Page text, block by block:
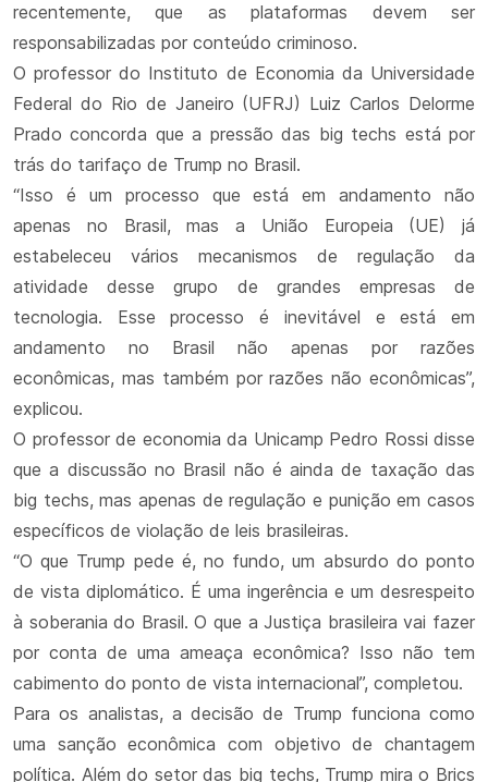
recentemente, que as plataformas devem ser
responsabilizadas por conteúdo criminoso.
O professor do Instituto de Economia da Universidade
Federal do Rio de Janeiro (UFRJ) Luiz Carlos Delorme
Prado concorda que a pressão das big techs está por
trás do tarifaço de Trump no Brasil.
“Isso é um processo que está em andamento não
apenas no Brasil, mas a União Europeia (UE) já
estabeleceu vários mecanismos de regulação da
atividade desse grupo de grandes empresas de
tecnologia. Esse processo é inevitável e está em
andamento no Brasil não apenas por razões
econômicas, mas também por razões não econômicas”,
explicou.
O professor de economia da Unicamp Pedro Rossi disse
que a discussão no Brasil não é ainda de taxação das
big techs, mas apenas de regulação e punição em casos
específicos de violação de leis brasileiras.
“O que Trump pede é, no fundo, um absurdo do ponto
de vista diplomático. É uma ingerência e um desrespeito
à soberania do Brasil. O que a Justiça brasileira vai fazer
por conta de uma ameaça econômica? Isso não tem
cabimento do ponto de vista internacional”, completou.
Para os analistas, a decisão de Trump funciona como
uma sanção econômica com objetivo de chantagem
política. Além do setor das big techs, Trump mira o Brics